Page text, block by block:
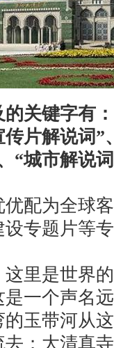
关键字有
片解说词”
“城市解说
优配为全球
专题片等
是世界的
一个声名
玉带河从
；大清真